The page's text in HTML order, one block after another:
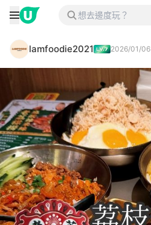
lamfoodie2021 2026/01/06